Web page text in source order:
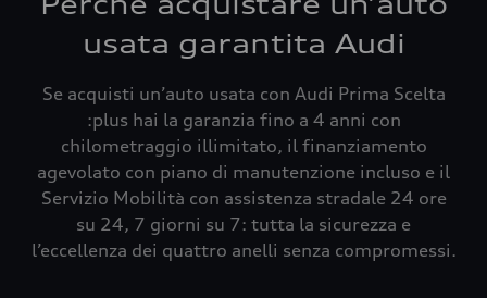
usata garantita Audi
Se acquisti un’auto usata con Audi Prima Scelta
:plus hai la garanzia fino a 4 anni con
chilometraggio illimitato, il finanziamento
agevolato con piano di manutenzione incluso e il
Servizio Mobilità con assistenza stradale 24 ore
su 24, 7 giorni su 7: tutta la sicurezza e
l’eccellenza dei quattro anelli senza compromessi.